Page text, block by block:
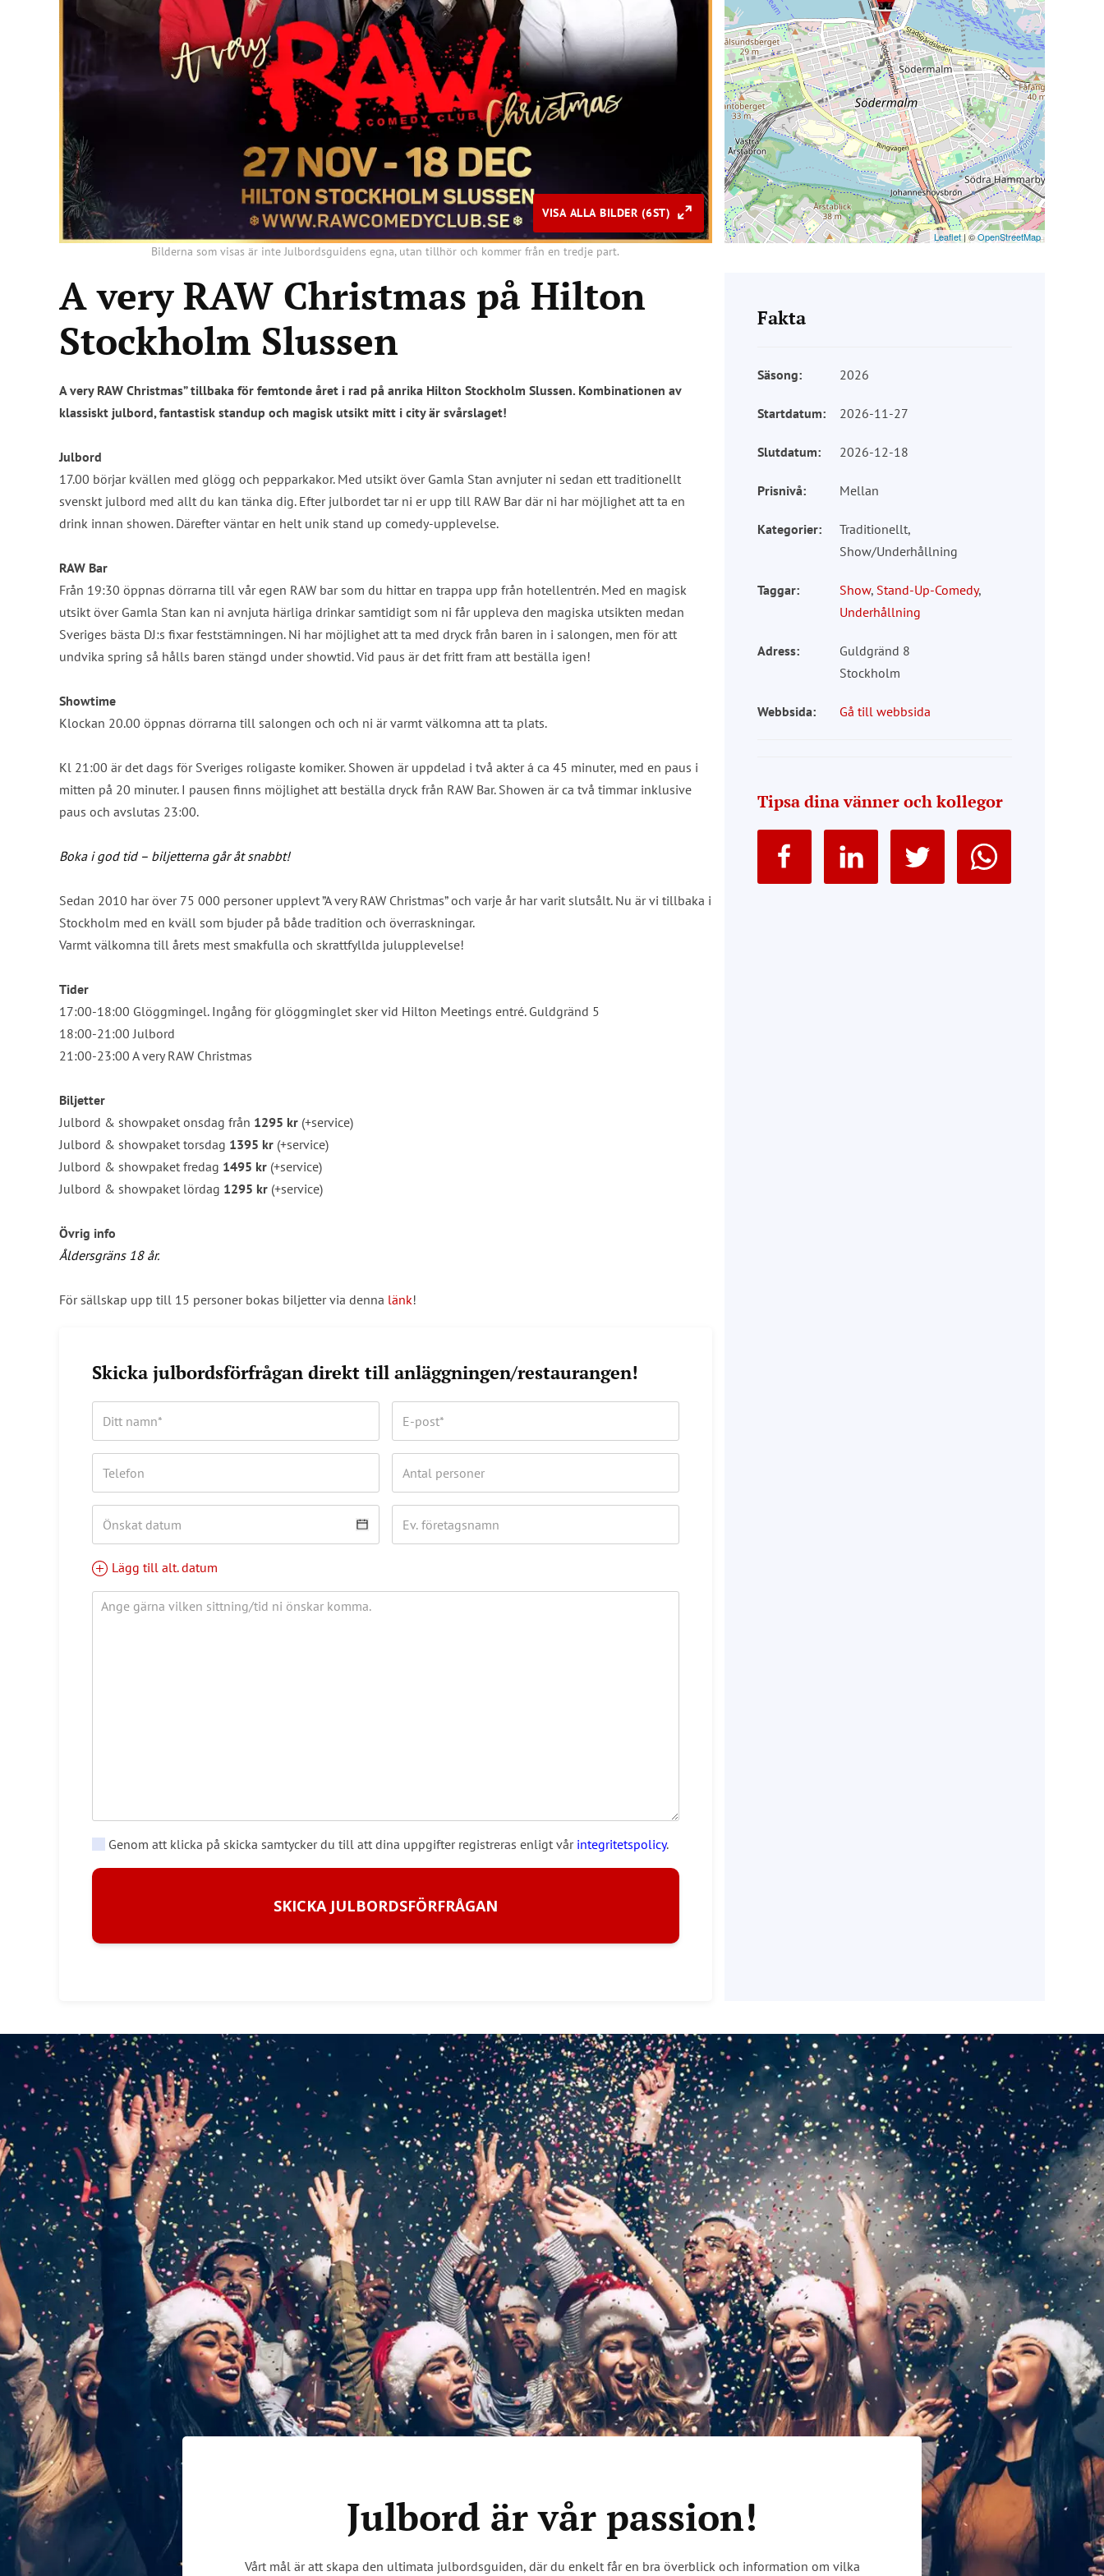
VISA ALLA BILDER (6ST)
Bilderna som visas är inte Julbordsguidens egna, utan tillhör och kommer från en tredje part.
Leaflet| ©OpenStreetMap
A very RAW Christmas på Hilton
Stockholm Slussen
A very RAW Christmas” tillbaka för femtonde året i rad på anrika Hilton Stockholm Slussen. Kombinationen av
klassiskt julbord, fantastisk standup och magisk utsikt mitt i city är svårslaget!
Julbord
17.00 börjar kvällen med glögg och pepparkakor. Med utsikt över Gamla Stan avnjuter ni sedan ett traditionellt
svenskt julbord med allt du kan tänka dig. Efter julbordet tar ni er upp till RAW Bar där ni har möjlighet att ta en
drink innan showen. Därefter väntar en helt unik stand up comedy-upplevelse.
RAW Bar
Från 19:30 öppnas dörrarna till vår egen RAW bar som du hittar en trappa upp från hotellentrén. Med en magisk
utsikt över Gamla Stan kan ni avnjuta härliga drinkar samtidigt som ni får uppleva den magiska utsikten medan
Sveriges bästa DJ:s fixar feststämningen. Ni har möjlighet att ta med dryck från baren in i salongen, men för att
undvika spring så hålls baren stängd under showtid. Vid paus är det fritt fram att beställa igen!
Showtime
Klockan 20.00 öppnas dörrarna till salongen och och ni är varmt välkomna att ta plats.
Kl 21:00 är det dags för Sveriges roligaste komiker. Showen är uppdelad i två akter á ca 45 minuter, med en paus i
mitten på 20 minuter. I pausen finns möjlighet att beställa dryck från RAW Bar. Showen är ca två timmar inklusive
paus och avslutas 23:00.
Boka i god tid – biljetterna går åt snabbt!
Sedan 2010 har över 75 000 personer upplevt ”A very RAW Christmas” och varje år har varit slutsålt. Nu är vi tillbaka i
Stockholm med en kväll som bjuder på både tradition och överraskningar.
Varmt välkomna till årets mest smakfulla och skrattfyllda julupplevelse!
Tider
17:00-18:00 Glöggmingel. Ingång för glöggminglet sker vid Hilton Meetings entré. Guldgränd 5
18:00-21:00 Julbord
21:00-23:00 A very RAW Christmas
Biljetter
Julbord & showpaket onsdag från 1295 kr (+service)
Julbord & showpaket torsdag 1395 kr (+service)
Julbord & showpaket fredag 1495 kr (+service)
Julbord & showpaket lördag 1295 kr (+service)
Övrig info
Åldersgräns 18 år.
För sällskap upp till 15 personer bokas biljetter via denna länk!
Skicka julbordsförfrågan direkt till anläggningen/restaurangen!
Lägg till alt. datum
Genom att klicka på skicka samtycker du till att dina uppgifter registreras enligt vår integritetspolicy.
SKICKA JULBORDSFÖRFRÅGAN
Fakta
Säsong: 2026
Startdatum: 2026-11-27
Slutdatum: 2026-12-18
Prisnivå: Mellan
Kategorier:
Traditionellt,
Show/Underhållning
Taggar: Show, Stand-Up-Comedy,
Underhållning
Adress:
Guldgränd 8
Stockholm
Webbsida: Gå till webbsida
Tipsa dina vänner och kollegor
Julbord är vår passion!
Vårt mål är att skapa den ultimata julbordsguiden, där du enkelt får en bra överblick och information om vilka